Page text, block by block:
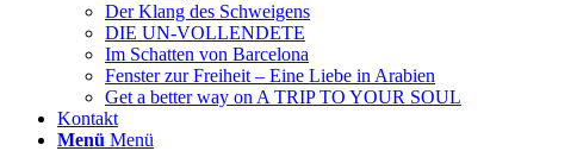
Der Klang des Schweigens
DIE UN-VOLLENDETE
Im Schatten von Barcelona
Fenster zur Freiheit – Eine Liebe in Arabien
Get a better way on A TRIP TO YOUR SOUL
Kontakt
Menü Menü